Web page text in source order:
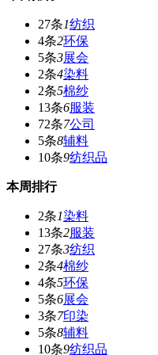
27条1纺织
4条2环保
5条3展会
2条4染料
2条5棉纱
13条6服装
72条7公司
5条8辅料
10条9纺织品
本周排行
2条1染料
13条2服装
27条3纺织
2条4棉纱
4条5环保
5条6展会
3条7印染
5条8辅料
10条9纺织品